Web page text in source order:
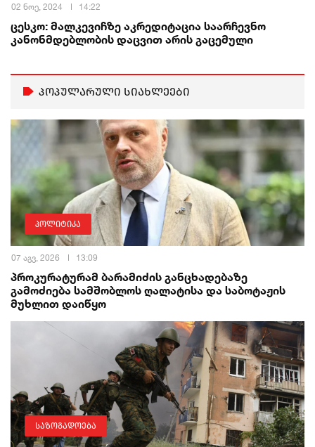
02 ნოე, 2024 14:22
ცესკო: მალკევიჩზე აკრედიტაცია საარჩევნო
კანონმდებლობის დაცვით არის გაცემული
პოპულარული სიახლეები
პოლიტიკა
07 აგვ, 2026 13:09
პროკურატურამ ბარამიძის განცხადებაზე
გამოძიება სამშობლოს ღალატისა და საბოტაჟის
მუხლით დაიწყო
საზოგადოება